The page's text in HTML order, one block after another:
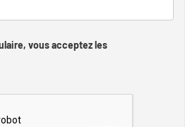
vous acceptez les